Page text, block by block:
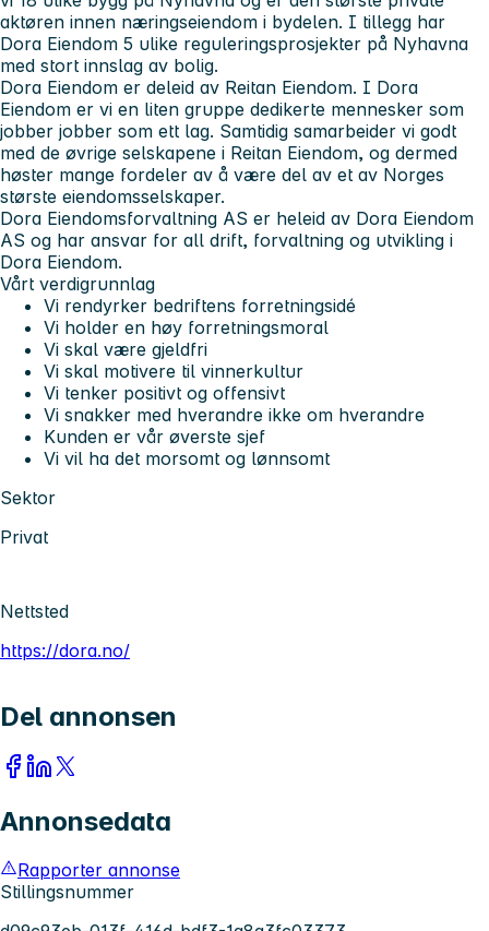
aktøren innen næringseiendom i bydelen. I tillegg har
Dora Eiendom 5 ulike reguleringsprosjekter på Nyhavna
med stort innslag av bolig.
Dora Eiendom er deleid av Reitan Eiendom. I Dora
Eiendom er vi en liten gruppe dedikerte mennesker som
jobber jobber som ett lag. Samtidig samarbeider vi godt
med de øvrige selskapene i Reitan Eiendom, og dermed
høster mange fordeler av å være del av et av Norges
største eiendomsselskaper.
Dora Eiendomsforvaltning AS er heleid av Dora Eiendom
AS og har ansvar for all drift, forvaltning og utvikling i
Dora Eiendom.
Vårt verdigrunnlag
Vi rendyrker bedriftens forretningsidé
Vi holder en høy forretningsmoral
Vi skal være gjeldfri
Vi skal motivere til vinnerkultur
Vi tenker positivt og offensivt
Vi snakker med hverandre ikke om hverandre
Kunden er vår øverste sjef
Vi vil ha det morsomt og lønnsomt
Sektor
Privat
Nettsted
https://dora.no/
Del annonsen
Annonsedata
Rapporter annonse
Stillingsnummer